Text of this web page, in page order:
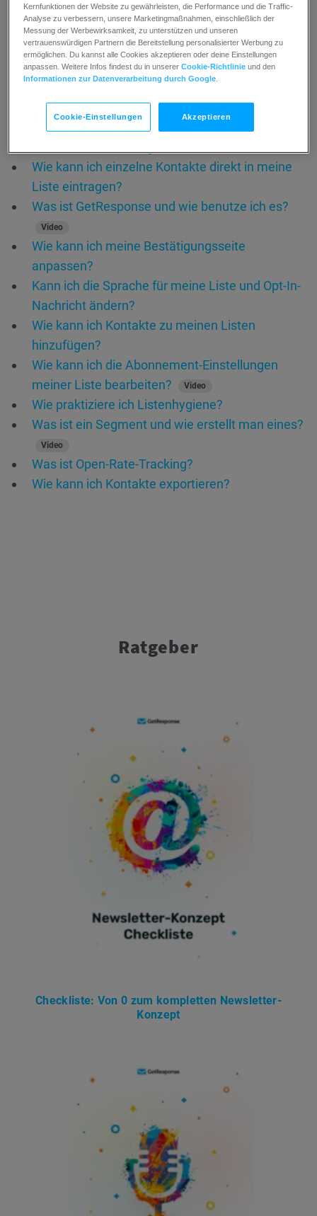
Wie entferne ich Duplikate aus meinen Listen?
Wie erstelle und nutze ich benutzerdefinierte
Felder?
Wie nutze ich Scoring?
Wie nutze ich Tags in GetResponse?
Wie sende ich meinen Kontakten ein E-Book?
Wie erstelle ich eine neue Kontaktliste?
Wie kann ich einzelne Kontakte direkt in meine
Liste eintragen?
Was ist GetResponse und wie benutze ich es?
Video
Wie kann ich meine Bestätigungsseite
anpassen?
Kann ich die Sprache für meine Liste und Opt-In-
Nachricht ändern?
Wie kann ich Kontakte zu meinen Listen
hinzufügen?
Wie kann ich die Abonnement-Einstellungen
meiner Liste bearbeiten?
Video
Wie praktiziere ich Listenhygiene?
Was ist ein Segment und wie erstellt man eines?
Video
Was ist Open-Rate-Tracking?
Wie kann ich Kontakte exportieren?
Ratgeber
Checkliste: Von 0 zum kompletten Newsletter-
Konzept
Kernfunktionen der Website zu gewährleisten, die Performance und die Traffic-
Analyse zu verbessern, unsere Marketingmaßnahmen, einschließlich der
Messung der Werbewirksamkeit, zu unterstützen und unseren
vertrauenswürdigen Partnern die Bereitstellung personalisierter Werbung zu
ermöglichen. Du kannst alle Cookies akzeptieren oder deine Einstellungen
anpassen. Weitere Infos findest du in unsererCookie-Richtlinie und den
Informationen zur Datenverarbeitung durch Google
Cookie-Einstellungen Akzeptieren